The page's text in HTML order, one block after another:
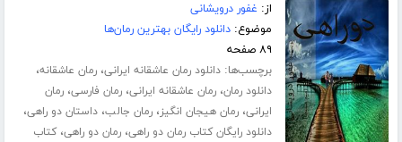
از: غفور درویشانی
موضوع:دانلود رایگان بهترین رمان‌ها
۸۹ صفحه
برچسب‌ها:دانلود رمان عاشقانه ایرانی،رمان عاشقانه،
دانلود رمان،رمان عاشقانه ایرانی،رمان فارسی،رمان
ایرانی،رمان هیجان انگیز،رمان جالب،داستان دو راهی،
دانلود رایگان کتاب رمان دو راهی،رمان دو راهی،کتاب